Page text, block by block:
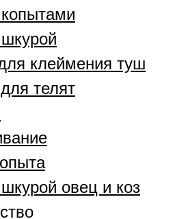
клеймения туш
телят
овец и коз